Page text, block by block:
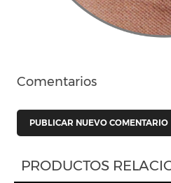
Comentarios
PUBLICAR NUEVO COMENTARIO
PRODUCTOS